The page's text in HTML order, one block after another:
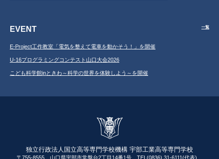
EVENT 一覧
E-Project工作教室「電気を整えて電車を動かそう！」を開催
U-16プログラミングコンテスト山口大会2026
こども科学館inときわ～科学の世界を体験しよう～を開催
独立行政法人国立高等専門学校機構 宇部工業高等専門学校
〒755-8555 山口県宇部市常盤台2丁目14番1号 TEL(0836) 31-6111(代表)